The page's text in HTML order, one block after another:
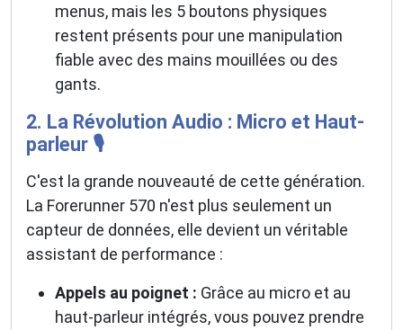
menus, mais les 5 boutons physiques
restent présents pour une manipulation
fiable avec des mains mouillées ou des
gants.
2. La Révolution Audio : Micro et Haut-
parleur 🎙️
C'est la grande nouveauté de cette génération.
La Forerunner 570 n'est plus seulement un
capteur de données, elle devient un véritable
assistant de performance :
Appels au poignet : Grâce au micro et au
haut-parleur intégrés, vous pouvez prendre